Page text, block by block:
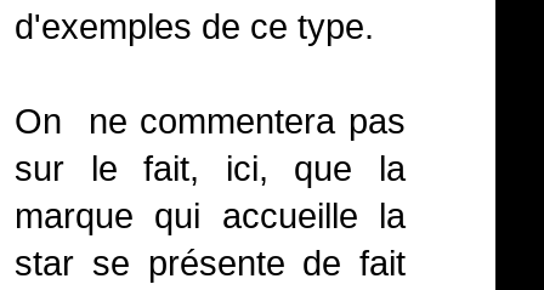
d'exemples de ce type.
On ne commentera pas
sur le fait, ici, que la
marque qui accueille la
star se présente de fait